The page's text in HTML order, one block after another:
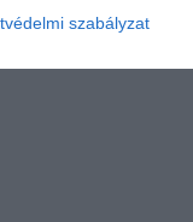
szabályzat
program és az…